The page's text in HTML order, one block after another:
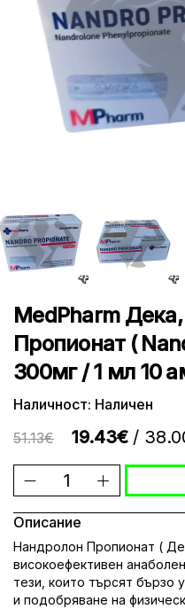
MedPharm
Пропионат (
300мг / 1 мл 10
Наличност: Наличен
51.13€
19.43€ /
Описание
Нандролон Пропионат (
високоефективен
тези, които търсят бързо
и подобряване на